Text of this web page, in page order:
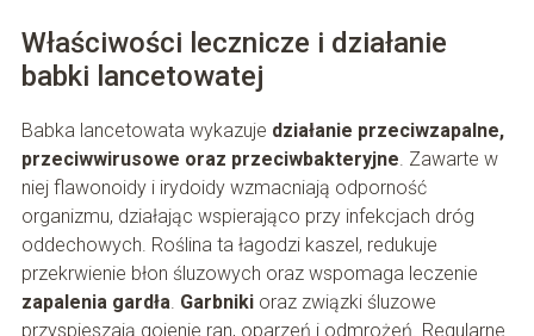
Właściwości lecznicze i działanie
babki lancetowatej
Babka lancetowata wykazuje działanie przeciwzapalne,
przeciwwirusowe oraz przeciwbakteryjne. Zawarte w
niej flawonoidy i irydoidy wzmacniają odporność
organizmu, działając wspierająco przy infekcjach dróg
oddechowych. Roślina ta łagodzi kaszel, redukuje
przekrwienie błon śluzowych oraz wspomaga leczenie
zapalenia gardła. Garbnikioraz związki śluzowe
przyspieszają gojenie ran, oparzeń i odmrożeń. Regularne